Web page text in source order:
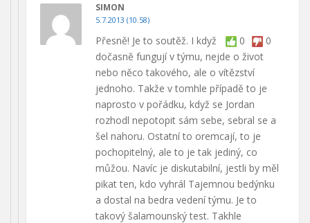
SIMON
5.7.2013 (10.58)
0 0
Přesně! Je to soutěž. I když
dočasně fungují v týmu, nejde o život
nebo něco takového, ale o vítězství
jednoho. Takže v tomhle případě to je
naprosto v pořádku, když se Jordan
rozhodl nepotopit sám sebe, sebral se a
šel nahoru. Ostatní to oremcají, to je
pochopitelný, ale to je tak jediný, co
můžou. Navíc je diskutabilní, jestli by měl
pikat ten, kdo vyhrál Tajemnou bedýnku
a dostal na bedra vedení týmu. Je to
takový šalamounský test. Takhle